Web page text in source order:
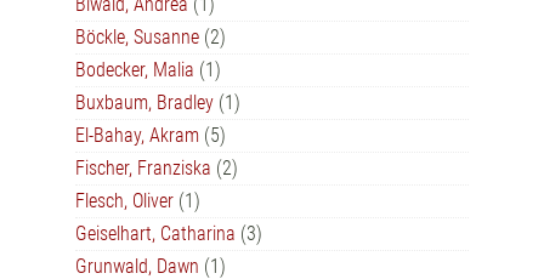
Böckle, Susanne (2)
Bodecker, Malia (1)
Buxbaum, Bradley (1)
El-Bahay, Akram (5)
Fischer, Franziska (2)
Flesch, Oliver (1)
Geiselhart, Catharina (3)
Grunwald, Dawn (1)